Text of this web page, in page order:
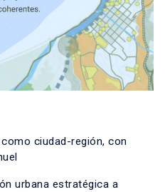
ciudad-región, con
urbana estratégica a